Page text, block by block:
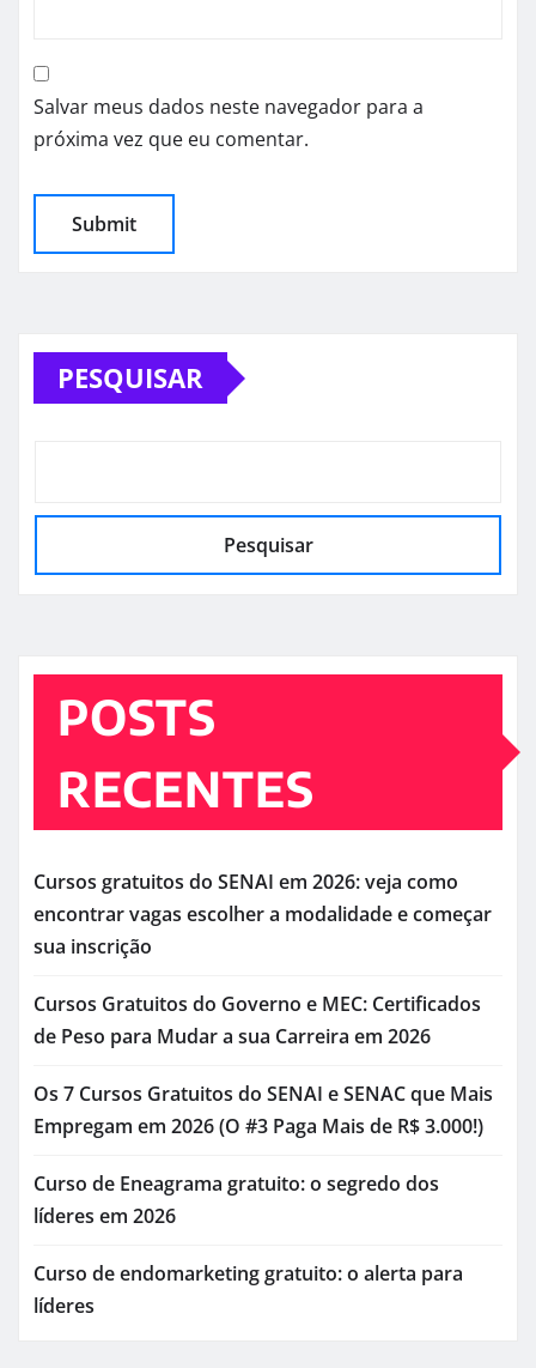
Salvar meus dados neste navegador para a
próxima vez que eu comentar.
PESQUISAR
Pesquisar
POSTS
RECENTES
Cursos gratuitos do SENAI em 2026: veja como
encontrar vagas escolher a modalidade e começar
sua inscrição
Cursos Gratuitos do Governo e MEC: Certificados
de Peso para Mudar a sua Carreira em 2026
Os 7 Cursos Gratuitos do SENAI e SENAC que Mais
Empregam em 2026 (O #3 Paga Mais de R$ 3.000!)
Curso de Eneagrama gratuito: o segredo dos
líderes em 2026
Curso de endomarketing gratuito: o alerta para
líderes